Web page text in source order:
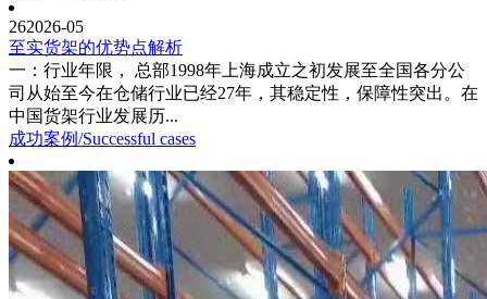
262026-05
至实货架的优势点解析
一：行业年限， 总部1998年上海成立之初发展至全国各分公
司从始至今在仓储行业已经27年，其稳定性，保障性突出。在
中国货架行业发展历...
成功案例/Successful cases